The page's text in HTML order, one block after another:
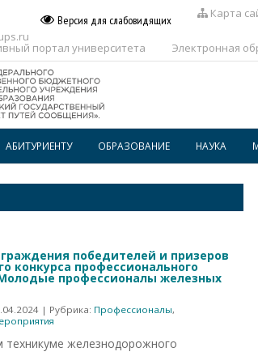
Версия для слабовидящих Карта
портал университета Электронная
АБИТУРИЕНТУ
ГОСПОДДЕРЖКА
ОБРАЗОВАНИЕ
ВОСПИТАТЕЛЬНАЯ РАБОТА
ПРОФЕССИОНАЛЬНОЕ
ОБРАЗОВАНИЕ
НАУКА
победителей и призеров
конкурса профессионального
профессионалы железных
| Рубрика: Профессионалы,
техникуме железнодорожного